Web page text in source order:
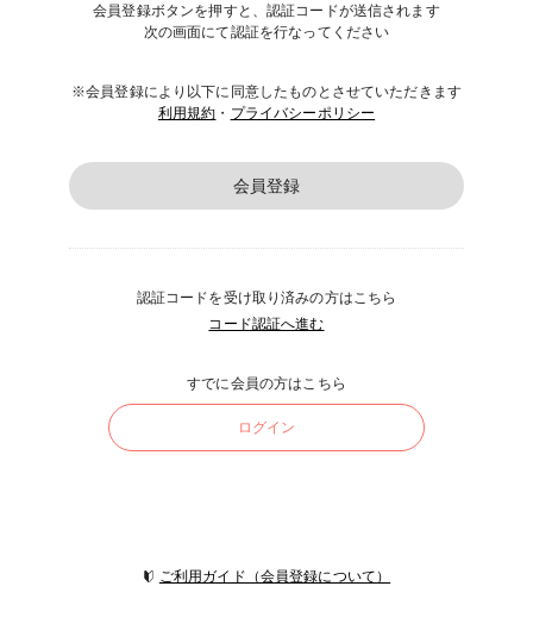
会員登録ボタンを押すと、認証コードが送信されます
次の画面にて認証を行なってください
※会員登録により以下に同意したものとさせていただきます
利用規約 ・ プライバシーポリシー
会員登録
認証コードを受け取り済みの方はこちら
コード認証へ進む
すでに会員の方はこちら
ログイン
ご利用ガイド（会員登録について）